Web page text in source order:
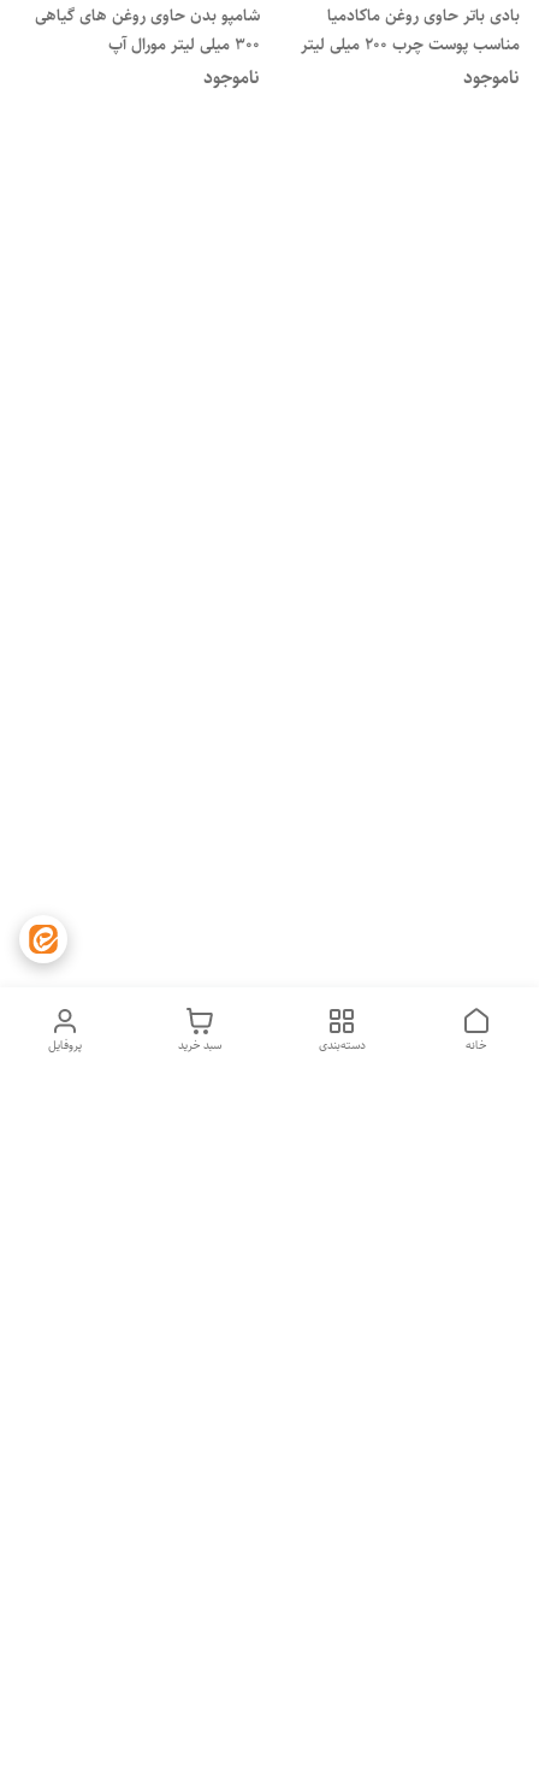
بادی باتر حاوی روغن ماکادمیا
مناسب پوست چرب ۲۰۰ میلی لیتر
ناموجود
شامپو بدن حاوی روغن های گیاهی
۳۰۰ میلی لیتر مورال آپ
ناموجود
پروفایل سبد خرید دسته‌بندی خانه